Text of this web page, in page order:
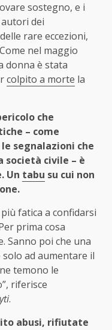
sostegno, e i
dei
rare eccezioni,
nel maggio
donna è stata
colpito a morte la
che
– come
segnalazioni che
società civile – è
Un tabu su cui non
fatica a confidarsi
prima cosa
Sanno poi che una
ad aumentare il
temono le
riferisce
.
abusi, rifiutate